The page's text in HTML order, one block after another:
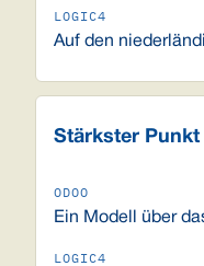
Auf den
Stärkster Punkt
Ein Modell über